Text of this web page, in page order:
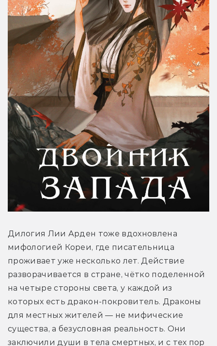
Дилогия Лии Арден тоже вдохновлена
мифологией Кореи, где писательница
проживает уже несколько лет. Действие
разворачивается в стране, чётко поделенной
на четыре стороны света, у каждой из
которых есть дракон-покровитель. Драконы
для местных жителей — не мифические
существа, а безусловная реальность. Они
заключили души в тела смертных, и с тех пор